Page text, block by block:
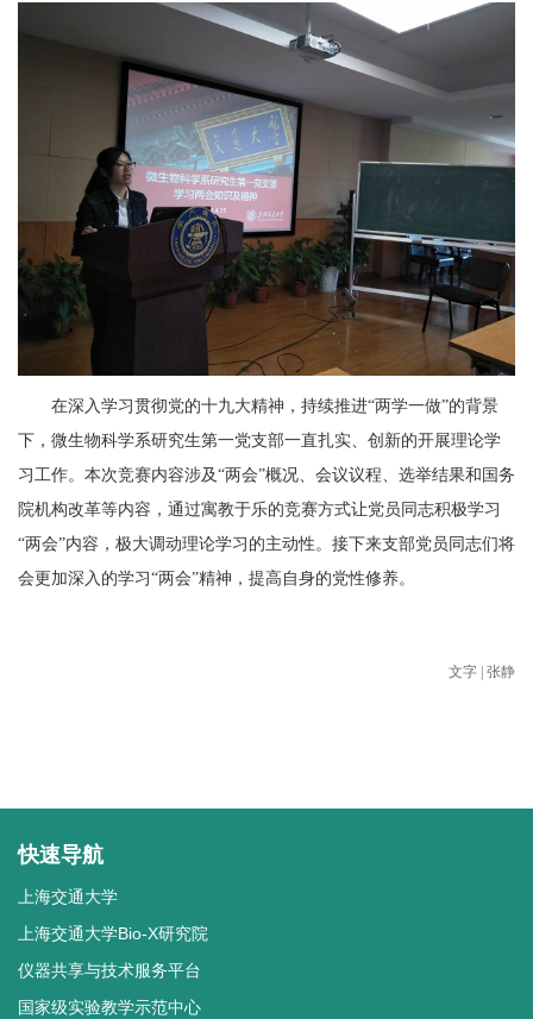
在深入学习贯彻党的十九大精神，持续推进“两学一做”的背景
下，微生物科学系研究生第一党支部一直扎实、创新的开展理论学
习工作。本次竞赛内容涉及“两会”概况、会议议程、选举结果和国务
院机构改革等内容，通过寓教于乐的竞赛方式让党员同志积极学习
“两会”内容，极大调动理论学习的主动性。接下来支部党员同志们将
会更加深入的学习“两会”精神，提高自身的党性修养。
文字 | 张静
快速导航
上海交通大学
上海交通大学Bio-X研究院
仪器共享与技术服务平台
国家级实验教学示范中心